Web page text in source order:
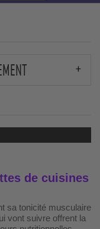
de cuisines
sa tonicité musculaire
vont suivre offrent la